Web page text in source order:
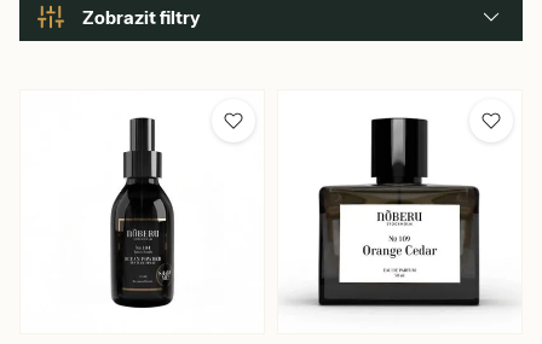
Zobrazit filtry
1 290 Kč
Karlín / prodejna